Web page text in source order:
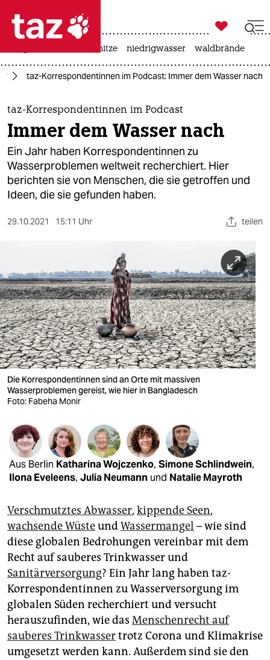
 taz zahl ich
taz zahl ich
themen
politik
öko
gesellschaft
kultur
berlin
nord
wahrheit
verlag
verlag
veranstaltungen
shop
fragen & hilfe
unterstützen
genossenschaft
epaper login

taz zahl ich
hitze niedrigwasser waldbrände
taz-Korrespondentinnen im Podcast: Immer dem Wasser nach
taz-Korrespondentinnen im Podcast
Immer dem Wasser nach
Ein Jahr haben Korrespondentinnen zu
Wasserproblemen weltweit recherchiert. Hier
berichten sie von Menschen, die sie getroffen und
Ideen, die sie gefunden haben.
29.10.2021 15:11 Uhr teilen
Die Korrespondentinnen sind an Orte mit massiven
Wasserproblemen gereist, wie hier in Bangladesch
Foto: Fabeha Monir
Aus Berlin Katharina Wojczenko, Simone Schlindwein,
Ilona Eveleens, Julia Neumann und Natalie Mayroth
Verschmutztes Abwasser, kippende Seen,
wachsende WüsteundWassermangel – wie sind
diese globalen Bedrohungen vereinbar mit dem
Recht auf sauberes Trinkwasser und
Sanitärversorgung? Ein Jahr lang haben taz-
Korrespondentinnen zu Wasserversorgung im
globalen Süden recherchiert und versucht
herauszufinden, wie das Menschenrecht auf
sauberes Trinkwassertrotz Corona und Klimakrise
umgesetzt werden kann. Außerdem sind sie den